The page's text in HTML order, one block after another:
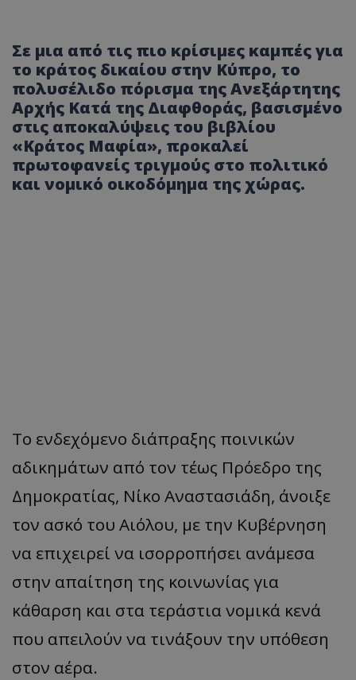
Σε μια από τις πιο κρίσιμες καμπές για
το κράτος δικαίου στην Κύπρο, το
πολυσέλιδο πόρισμα της Ανεξάρτητης
Αρχής Κατά της Διαφθοράς, βασισμένο
στις αποκαλύψεις του βιβλίου
«Κράτος Μαφία», προκαλεί
πρωτοφανείς τριγμούς στο πολιτικό
και νομικό οικοδόμημα της χώρας.
Το ενδεχόμενο διάπραξης ποινικών
αδικημάτων από τον τέως Πρόεδρο της
Δημοκρατίας, Νίκο Αναστασιάδη, άνοιξε
τον ασκό του Αιόλου, με την Κυβέρνηση
να επιχειρεί να ισορροπήσει ανάμεσα
στην απαίτηση της κοινωνίας για
κάθαρση και στα τεράστια νομικά κενά
που απειλούν να τινάξουν την υπόθεση
στον αέρα.